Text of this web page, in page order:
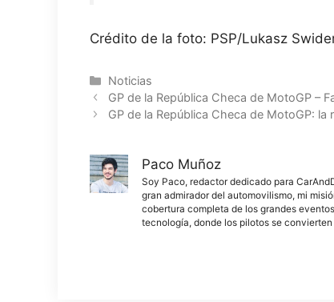
Crédito de la foto: PSP/Lukasz
Categorías
Noticias
GP de la República Checa de MotoGP –
GP de la República Checa de MotoGP:
Paco Muñoz
Soy Paco, redactor dedicado para
gran admirador del automovilismo, mi
cobertura completa de los grandes
tecnología, donde los pilotos se